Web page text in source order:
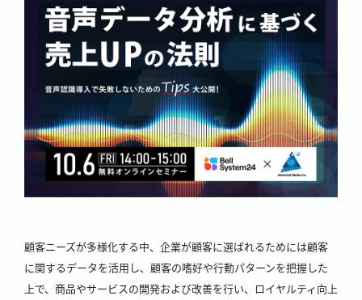
顧客ニーズが多様化する中、企業が顧客に選ばれるためには顧客
に関するデータを活用し、顧客の嗜好や行動パターンを把握した
上で、商品やサービスの開発および改善を行い、ロイヤルティ向上